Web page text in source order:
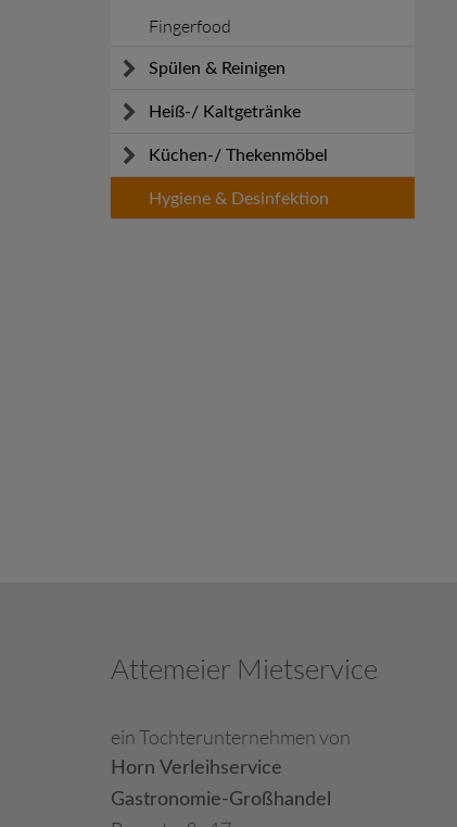
Fingerfood
Spülen & Reinigen
Spülmaschinen
Reinigen
Sicherheit
Heiß-/ Kaltgetränke
Kaffeemaschinen
Schankanlagen
Küchen-/ Thekenmöbel
KOOLKITpremium
Hygiene & Desinfektion
Attemeier Mietservice
ein Tochterunternehmen von
Horn Verleihservice
Gastronomie-Großhandel